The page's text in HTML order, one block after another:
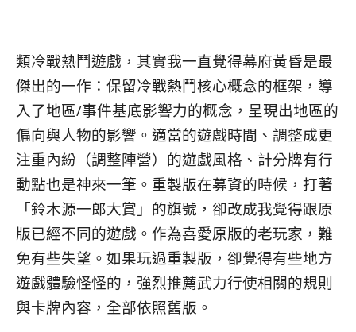
類冷戰熱鬥遊戲，其實我一直覺得幕府黃昏是最
傑出的一作：保留冷戰熱鬥核心概念的框架，導
入了地區/事件基底影響力的概念，呈現出地區的
偏向與人物的影響。適當的遊戲時間、調整成更
注重內紛（調整陣營）的遊戲風格、計分牌有行
動點也是神來一筆。重製版在募資的時候，打著
「鈴木源一郎大賞」的旗號，卻改成我覺得跟原
版已經不同的遊戲。作為喜愛原版的老玩家，難
免有些失望。如果玩過重製版，卻覺得有些地方
遊戲體驗怪怪的，強烈推薦武力行使相關的規則
與卡牌內容，全部依照舊版。